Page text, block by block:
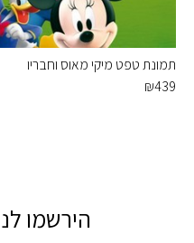
תמונת טפט מיקי מאוס וחבריו
₪439
הירשמו